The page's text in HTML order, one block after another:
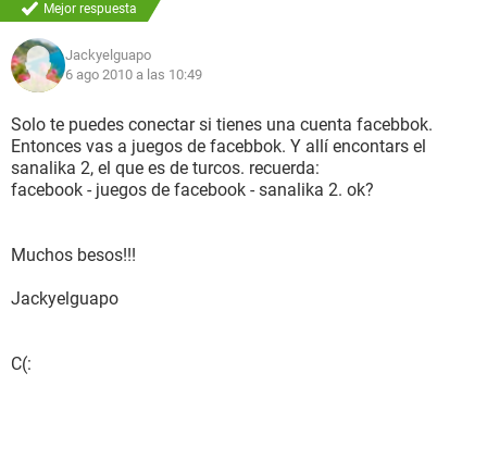
Mejor respuesta
Jackyelguapo
6 ago 2010 a las 10:49
Solo te puedes conectar si tienes una cuenta facebbok.
Entonces vas a juegos de facebbok. Y allí encontars el
sanalika 2, el que es de turcos. recuerda:
facebook - juegos de facebook - sanalika 2. ok?
Muchos besos!!!
Jackyelguapo
C(: